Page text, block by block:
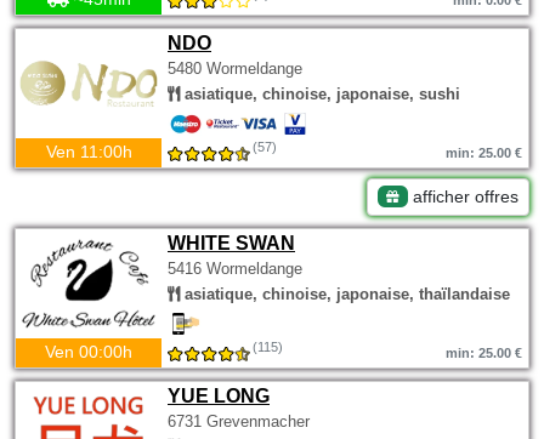
NDO
5480 Wormeldange
asiatique, chinoise, japonaise, sushi
Ven 11:00h (57) min: 25.00 €
afficher offres
WHITE SWAN
5416 Wormeldange
asiatique, chinoise, japonaise, thaïlandaise
Ven 00:00h (115) min: 25.00 €
YUE LONG
6731 Grevenmacher